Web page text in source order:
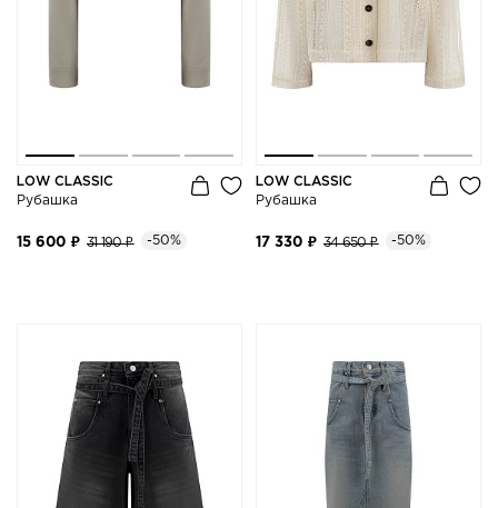
LOW CLASSIC
Рубашка
15 600 ₽ 31 190 ₽ -50%
LOW CLASSIC
Рубашка
17 330 ₽ 34 650 ₽ -50%